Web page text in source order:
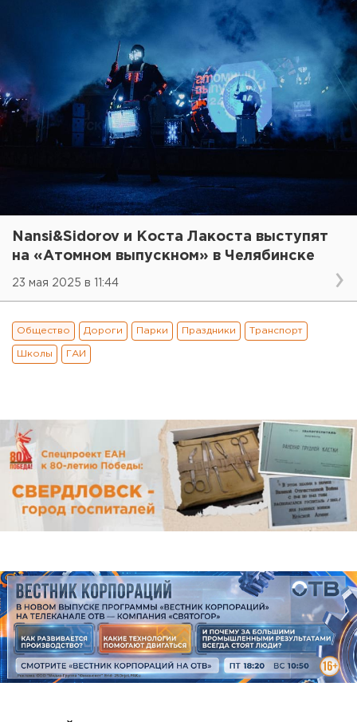
Nansi&Sidorov и Коста Лакоста выступят
на «Атомном выпускном» в Челябинске
23 мая 2025 в 11:44
Общество Дороги Парки Праздники Транспорт
Школы ГАИ